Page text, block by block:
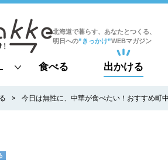
北海道で暮らす、あなたとつくる、
明日への”きっかけ”WEBマガジン
all
北
食べる 出かける
今日は無性に、中華が食べたい！おすすめ町